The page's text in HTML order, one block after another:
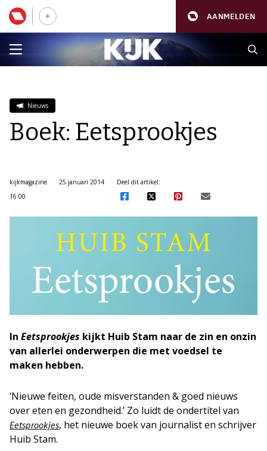
AANMELDEN
Nieuws
Boek: Eetsprookjes
kijkmagazine
25 januari 2014
16:00
Deel dit artikel:
In Eetsprookjes kijkt Huib Stam naar de zin en onzin
van allerlei onderwerpen die met voedsel te
maken hebben.
‘Nieuwe feiten, oude misverstanden & goed nieuws
over eten en gezondheid.’ Zo luidt de ondertitel van
Eetsprookjes, het nieuwe boek van journalist en schrijver
Huib Stam.